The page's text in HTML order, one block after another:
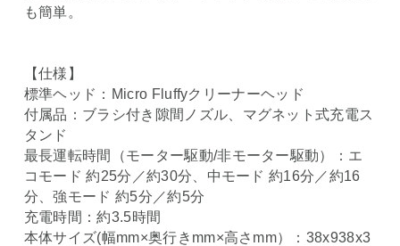
も簡単。
【仕様】
標準ヘッド：Micro Fluffyクリーナーヘッド
付属品：ブラシ付き隙間ノズル、マグネット式充電ス
タンド
最長運転時間（モーター駆動/非モーター駆動）：エ
コモード 約25分／約30分、中モード 約16分／約16
分、強モード 約5分／約5分
充電時間：約3.5時間
本体サイズ(幅mm×奥行きmm×高さmm）：38x938x3